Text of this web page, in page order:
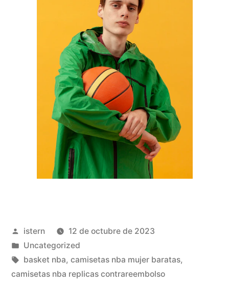
Publicado
por
istern
12 de octubre de 2023
Publicado
en
Uncategorized
Etiquetas:
basket nba, camisetas nba mujer baratas,
camisetas nba replicas contrareembolso